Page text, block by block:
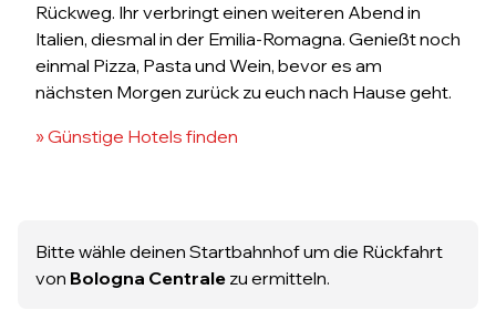
Rückweg. Ihr verbringt einen weiteren Abend in
Italien, diesmal in der Emilia-Romagna. Genießt noch
einmal Pizza, Pasta und Wein, bevor es am
nächsten Morgen zurück zu euch nach Hause geht.
» Günstige Hotels finden
Bitte wähle deinen Startbahnhof um die Rückfahrt
von Bologna Centrale zu ermitteln.